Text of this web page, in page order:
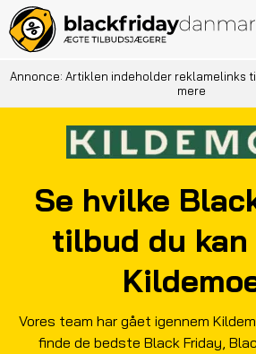
Annonce: Artiklen indeholder reklamelinks
mere
Se hvilke
tilbud du kan
Vores team har gået igennem
finde de bedste Black Friday,